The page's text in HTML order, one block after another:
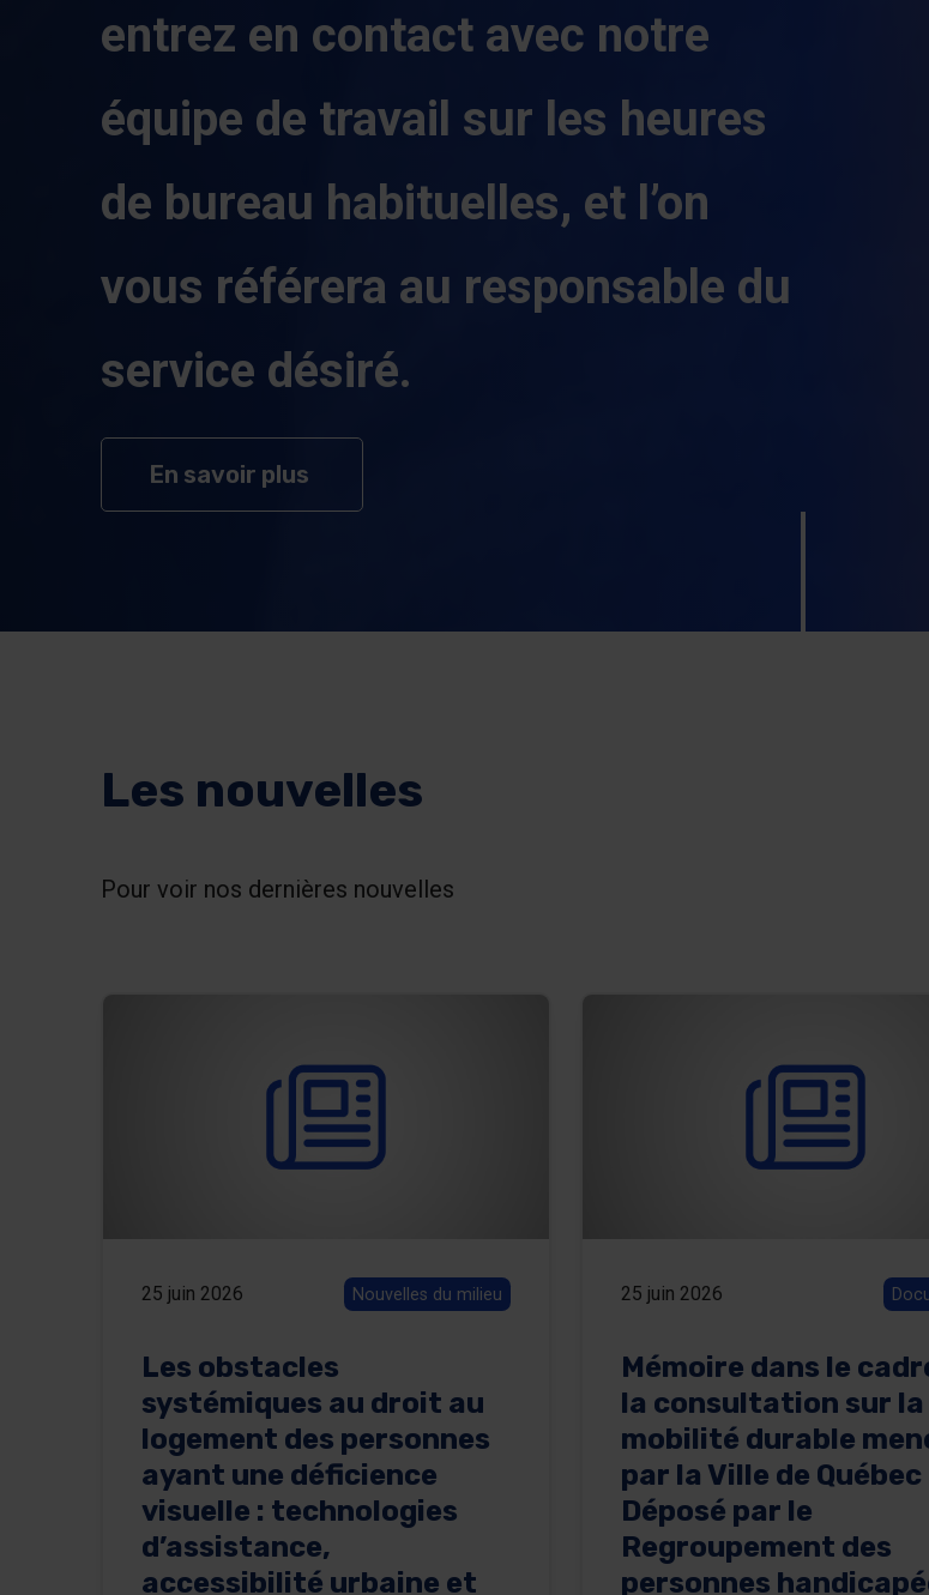
entrez en contact avec notre
équipe de travail sur les heures
de bureau habituelles, et l’on
vous référera au responsable du
service désiré.
En savoir plus
Les nouvelles
Pour voir nos dernières nouvelles
25 juin 2026 Nouvelles du milieu
Les obstacles
systémiques au droit au
logement des personnes
ayant une déficience
visuelle : technologies
d’assistance,
accessibilité urbaine et
25 juin 2026
Mémoire dans le
la consultation sur la
mobilité durable
par la Ville de Québec
Déposé par le
Regroupement des
personnes